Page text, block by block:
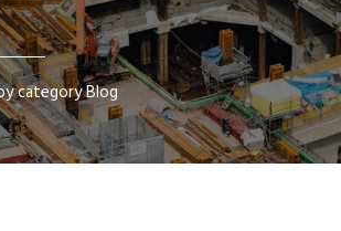
category Blog